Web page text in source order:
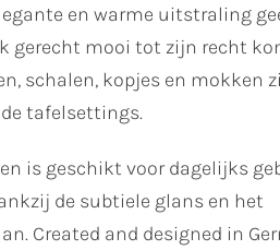
en warme uitstraling
gerecht mooi tot zijn recht
schalen, kopjes en mokken
tafelsettings.
is geschikt voor dagelijks
de subtiele glans en het
Created and designed in